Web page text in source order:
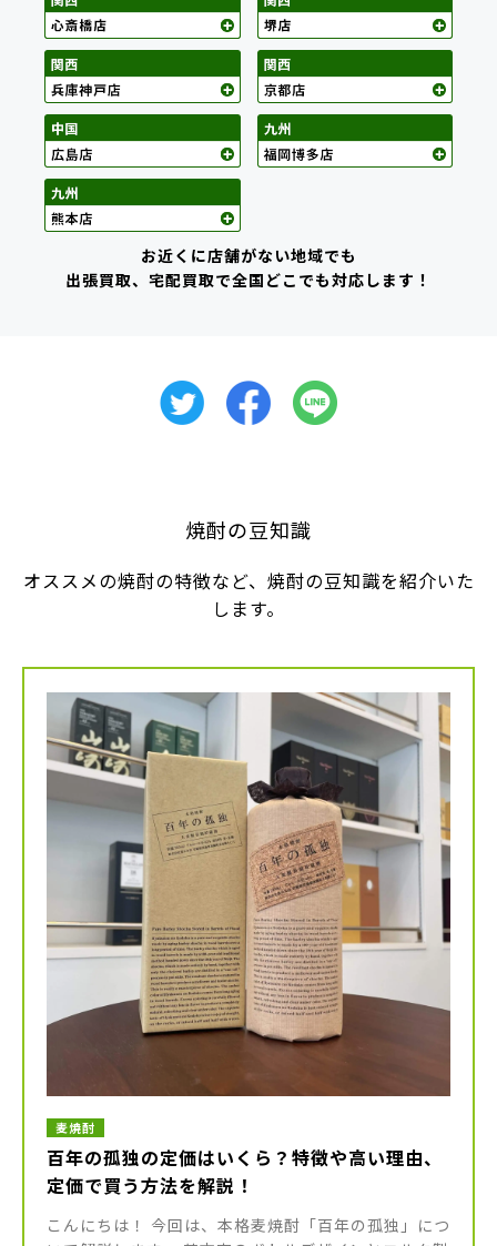
お近くに店舗がない地域でも
出張買取、宅配買取で全国どこでも対応します！
焼酎の豆知識
オススメの焼酎の特徴など、焼酎の豆知識を紹介いた
します。
麦焼酎
百年の孤独の定価はいくら？特徴や高い理由、
定価で買う方法を解説！
こんにちは！ 今回は、本格麦焼酎「百年の孤独」につ